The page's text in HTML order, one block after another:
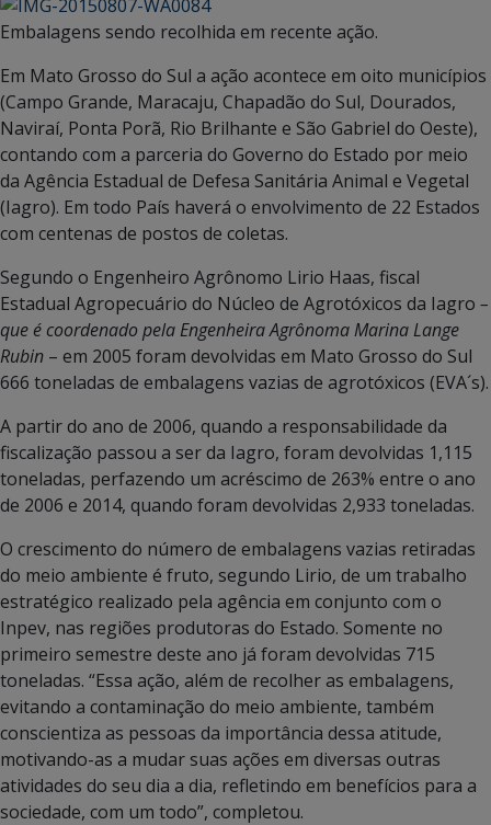
Embalagens sendo recolhida em recente ação.
Em Mato Grosso do Sul a ação acontece em oito municípios
(Campo Grande, Maracaju, Chapadão do Sul, Dourados,
Naviraí, Ponta Porã, Rio Brilhante e São Gabriel do Oeste),
contando com a parceria do Governo do Estado por meio
da Agência Estadual de Defesa Sanitária Animal e Vegetal
(Iagro). Em todo País haverá o envolvimento de 22 Estados
com centenas de postos de coletas.
Segundo o Engenheiro Agrônomo Lirio Haas, fiscal
Estadual Agropecuário do Núcleo de Agrotóxicos da Iagro –
que é coordenado pela Engenheira Agrônoma Marina Lange
Rubin – em 2005 foram devolvidas em Mato Grosso do Sul
666 toneladas de embalagens vazias de agrotóxicos (EVA´s).
A partir do ano de 2006, quando a responsabilidade da
fiscalização passou a ser da Iagro, foram devolvidas 1,115
toneladas, perfazendo um acréscimo de 263% entre o ano
de 2006 e 2014, quando foram devolvidas 2,933 toneladas.
O crescimento do número de embalagens vazias retiradas
do meio ambiente é fruto, segundo Lirio, de um trabalho
estratégico realizado pela agência em conjunto com o
Inpev, nas regiões produtoras do Estado. Somente no
primeiro semestre deste ano já foram devolvidas 715
toneladas. “Essa ação, além de recolher as embalagens,
evitando a contaminação do meio ambiente, também
conscientiza as pessoas da importância dessa atitude,
motivando-as a mudar suas ações em diversas outras
atividades do seu dia a dia, refletindo em benefícios para a
sociedade, com um todo”, completou.